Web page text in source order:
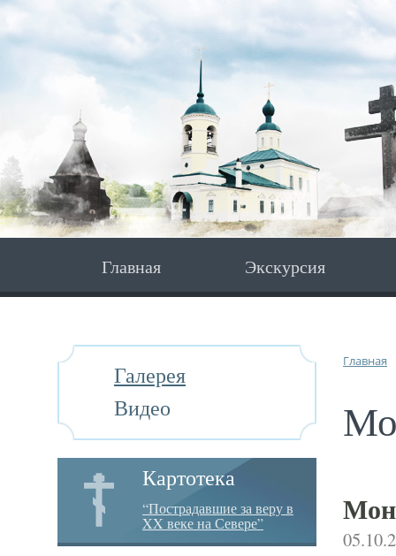
Главная Экскурсия
Галерея
Видео
Картотека
“Пострадавшие за веру в
XX веке на Севере”
Главная